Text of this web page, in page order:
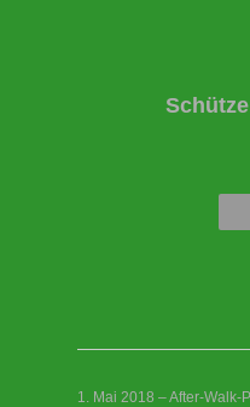
1. Mai 2018 – After-Walk-